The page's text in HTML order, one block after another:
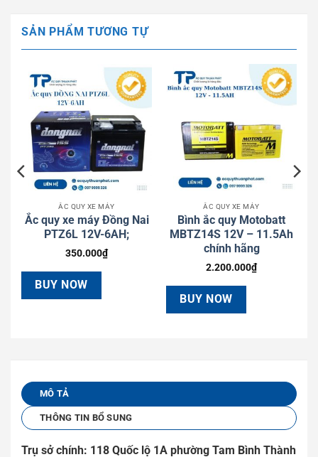
SẢN PHẨM TƯƠNG TỰ
ẮC QUY XE MÁY
Ắc quy xe máy Đồng Nai
PTZ6L 12V-6AH;
350.000₫
BUY NOW
ẮC QUY XE MÁY
Bình ắc quy Motobatt
MBTZ14S 12V – 11.5Ah
chính hãng
2.200.000₫
BUY NOW
MÔ TẢ
THÔNG TIN BỔ SUNG
Trụ sởchính: 118 Quốc l ộ 1A phường Tam Bình Thành